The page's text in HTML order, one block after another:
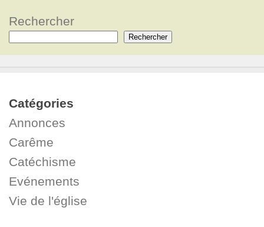
Rechercher
Rechercher
Catégories
Annonces
Carême
Catéchisme
Evénements
Vie de l'église